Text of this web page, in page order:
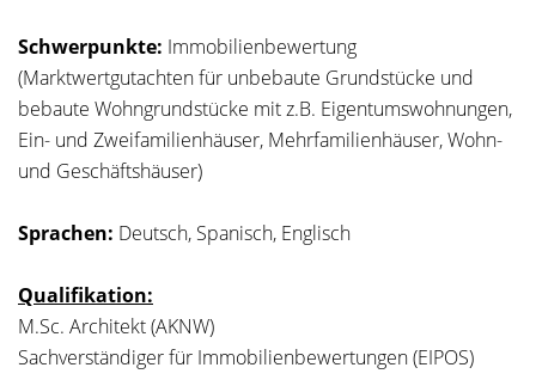
Schwerpunkte: Immobilienbewertung
(Marktwertgutachten für unbebaute Grundstücke und
bebaute Wohngrundstücke mit z.B. Eigentumswohnungen,
Ein- und Zweifamilienhäuser, Mehrfamilienhäuser, Wohn-
und Geschäftshäuser)
Sprachen: Deutsch, Spanisch, Englisch
Qualifikation:
M.Sc. Architekt (AKNW)
Sachverständiger für Immobilienbewertungen (EIPOS)